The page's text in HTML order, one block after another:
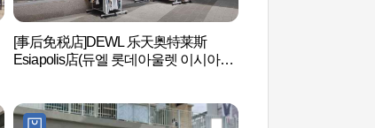
[事后免税店]DEWL 乐天奥特莱斯
Esiapolis店(듀엘 롯데아울렛 이시아폴